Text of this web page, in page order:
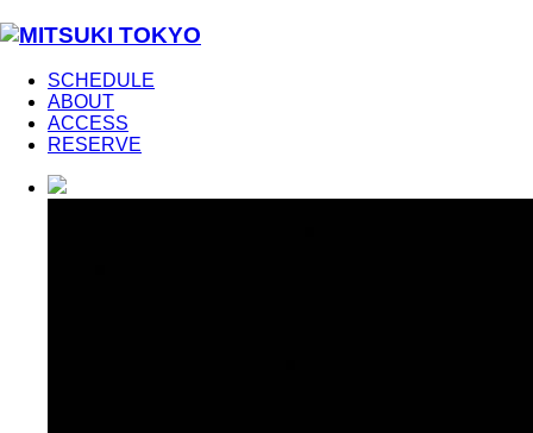
SCHEDULE
ABOUT
ACCESS
RESERVE